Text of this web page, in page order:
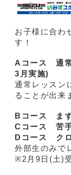
お子様に合わ
す！
Aコース 通
3月実施)
通常レッスン
ることが出来
Bコース ま
Cコース 苦
Dコース ク
外部生のみで
※2月9日(土)